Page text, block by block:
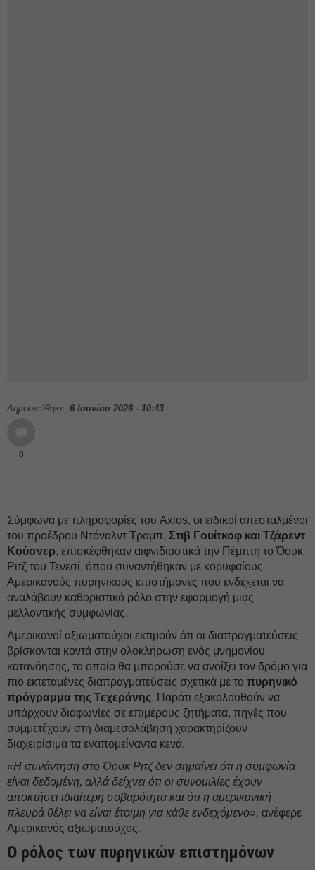
Δημοσιεύθηκε: 6 Ιουνίου 2026 - 10:43
0
Σύμφωνα με πληροφορίες του Axios, οι ειδικοί απεσταλμένοι
του προέδρου Ντόναλντ Τραμπ, Στιβ Γουίτκοφ και Τζάρεντ
Κούσνερ, επισκέφθηκαν αιφνιδιαστικά την Πέμπτη το Όουκ
Ριτζ του Τενεσί, όπου συναντήθηκαν με κορυφαίους
Αμερικανούς πυρηνικούς επιστήμονες που ενδέχεται να
αναλάβουν καθοριστικό ρόλο στην εφαρμογή μιας
μελλοντικής συμφωνίας.
Αμερικανοί αξιωματούχοι εκτιμούν ότι οι διαπραγματεύσεις
βρίσκονται κοντά στην ολοκλήρωση ενός μνημονίου
κατανόησης, το οποίο θα μπορούσε να ανοίξει τον δρόμο για
πιο εκτεταμένες διαπραγματεύσεις σχετικά με το πυρηνικό
πρόγραμμα της Τεχεράνης. Παρότι εξακολουθούν να
υπάρχουν διαφωνίες σε επιμέρους ζητήματα, πηγές που
συμμετέχουν στη διαμεσολάβηση χαρακτηρίζουν
διαχειρίσιμα τα εναπομείναντα κενά.
«Η συνάντηση στο Όουκ Ριτζ δεν σημαίνει ότι η συμφωνία
είναι δεδομένη, αλλά δείχνει ότι οι συνομιλίες έχουν
αποκτήσει ιδιαίτερη σοβαρότητα και ότι η αμερικανική
πλευρά θέλει να είναι έτοιμη για κάθε ενδεχόμενο», ανέφερε
Αμερικανός αξιωματούχος.
Ο ρόλος των πυρηνικών επιστημόνων